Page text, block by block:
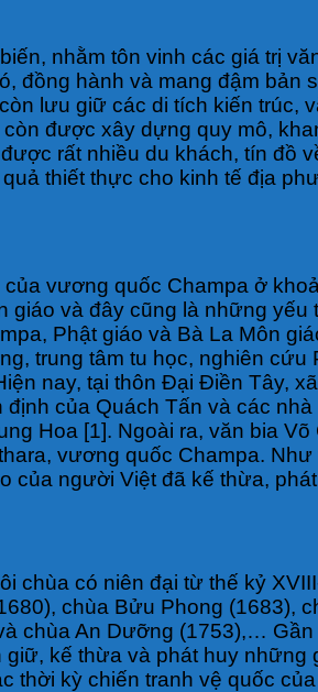
nhằm tôn vinh các giá trị
đồng hành và mang đậm bản
lưu giữ các di tích kiến trúc,
được xây dựng quy mô,
rất nhiều du khách, tín đồ
thiết thực cho kinh tế địa
vương quốc Champa ở
và đây cũng là những yếu
Phật giáo và Bà La Môn
trung tâm tu học, nghiên cứu
nay, tại thôn Đại Điền Tây,
của Quách Tấn và các
Hoa [1]. Ngoài ra, văn bia Võ
vương quốc Champa. Như
của người Việt đã kế thừa,
chùa có niên đại từ thế kỷ
chùa Bửu Phong (1683),
chùa An Dưỡng (1753),… Gần
kế thừa và phát huy những
thời kỳ chiến tranh vệ quốc